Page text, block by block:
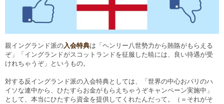
親イングランド派の入会特典は「ヘンリー八世勢力から賄賂がもらえる
ぞ」「イングランドがスコットランドを征服した暁には、良い待遇が受
けれちゃうぞ」というもの。
対する反イングランド派の入会特典としては、「世界の中心おパリのハ
イソな連中から、ひたすらお金がもらえちゃうぞキャンペーン実施中」
として、本当にひたすら資金を提供してくれたんだって。（＝それがそ